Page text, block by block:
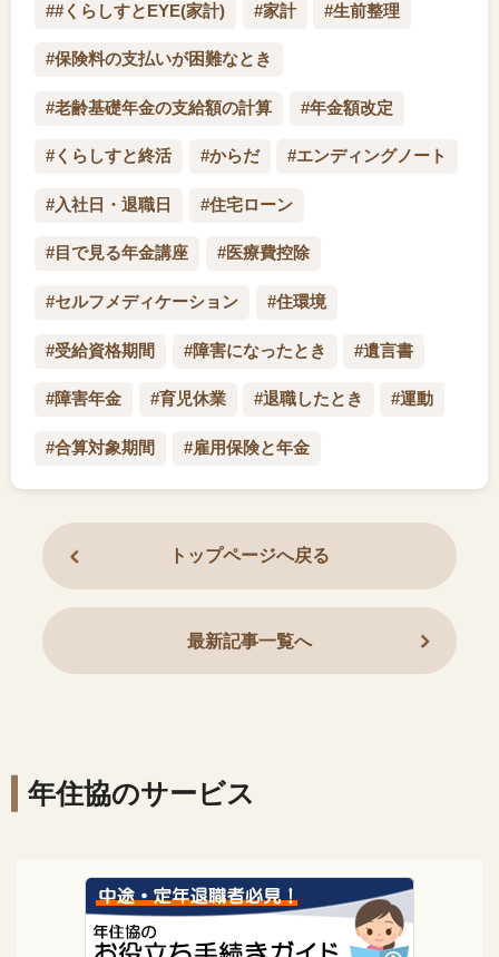
##くらしすとEYE(家計) #家計 #生前整理
#保険料の支払いが困難なとき
#老齢基礎年金の支給額の計算 #年金額改定
#くらしすと終活 #からだ #エンディングノート
#入社日・退職日 #住宅ローン
#目で見る年金講座 #医療費控除
#セルフメディケーション #住環境
#受給資格期間 #障害になったとき #遺言書
#障害年金 #育児休業 #退職したとき #運動
#合算対象期間 #雇用保険と年金
トップページへ戻る
最新記事一覧へ
年住協のサービス